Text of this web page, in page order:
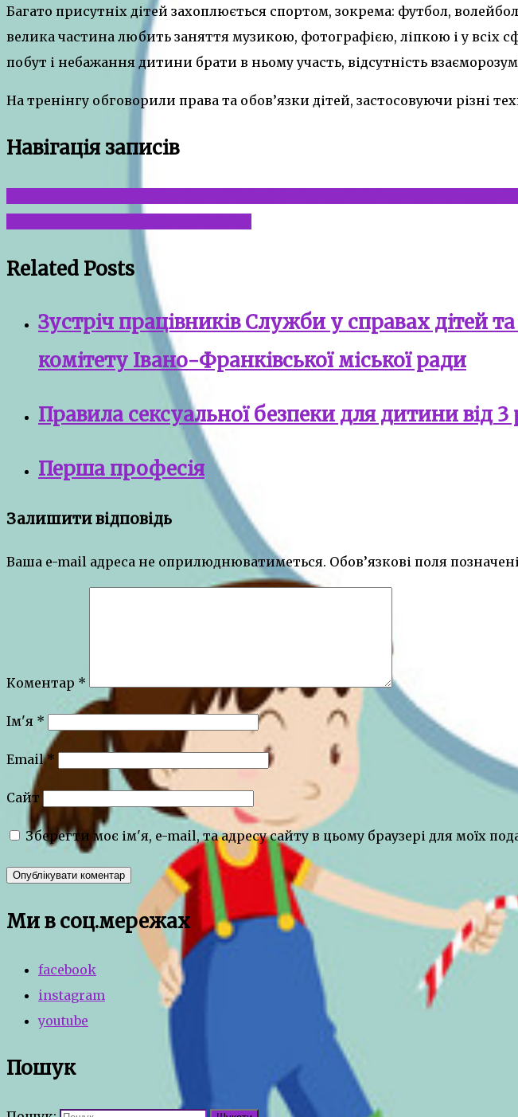
Багато присутніх дітей захоплюється спортом, зокрема: футбол,
велика частина любить заняття музикою, фотографією, ліпкою і у всіх
побут і небажання дитини брати в ньому участь, відсутність
На тренінгу обговорили права та обов’язки дітей, застосовуючи різні
Навігація записів
Related Posts
Зустріч працівників Служби у справах дітей
комітету Івано-Франківської міської ради
Правила сексуальної безпеки для дитини від 3
Перша професія
Залишити відповідь
Ваша e-mail адреса не оприлюднюватиметься. Обов’язкові поля позначені
Коментар *
Ім'я *
Email*
Сайт
Зберегти моє ім'я, e-mail, та адресу сайту в цьому браузері для моїх
Ми в соц.мережах
facebook
instagram
youtube
Пошук